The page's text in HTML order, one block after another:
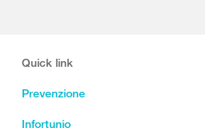
Quick link
Prevenzione
Infortunio